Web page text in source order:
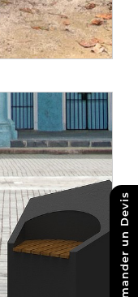
Demander un Devis